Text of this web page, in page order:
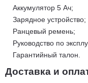
Greenworks
контроля и
устройством для
долговечности.
Триммер имеет два
вращения
Аккумулятор 5 Ач;
Зарядное устройство;
Ранцевый ремень;
Руководство по
Гарантийный талон.
Доставка и